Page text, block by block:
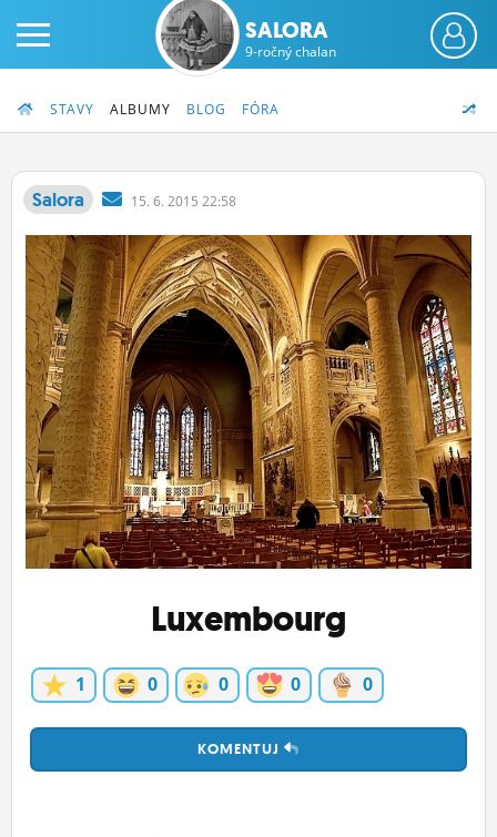
ČINŽIAK
FÓRUM
STATUSY
BLOGY
OBRÁZKY
ĽUDIA
MÔJ PROFIL
NASTAVENIA
SALORA
9-ročný chalan
STAVY ALBUMY BLOG FÓRA
Salora 15. 6. 2015 22:58
Luxembourg
1 0 0 0 0
KOMENTUJ